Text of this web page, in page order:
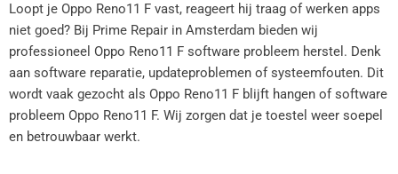
Loopt je Oppo Reno11 F vast, reageert hij traag of werken apps
niet goed? Bij Prime Repair in Amsterdam bieden wij
professioneel Oppo Reno11 F software probleem herstel. Denk
aan software reparatie, updateproblemen of systeemfouten. Dit
wordt vaak gezocht als Oppo Reno11 F blijft hangen of software
probleem Oppo Reno11 F. Wij zorgen dat je toestel weer soepel
en betrouwbaar werkt.